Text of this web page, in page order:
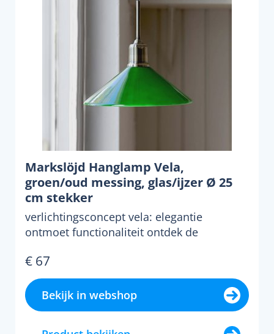
Markslöjd Hanglamp Vela,
groen/oud messing, glas/ijzer Ø 25
cm stekker
verlichtingsconcept vela: elegantie
ontmoet functionaliteit ontdek de
€ 67
Bekijk in webshop